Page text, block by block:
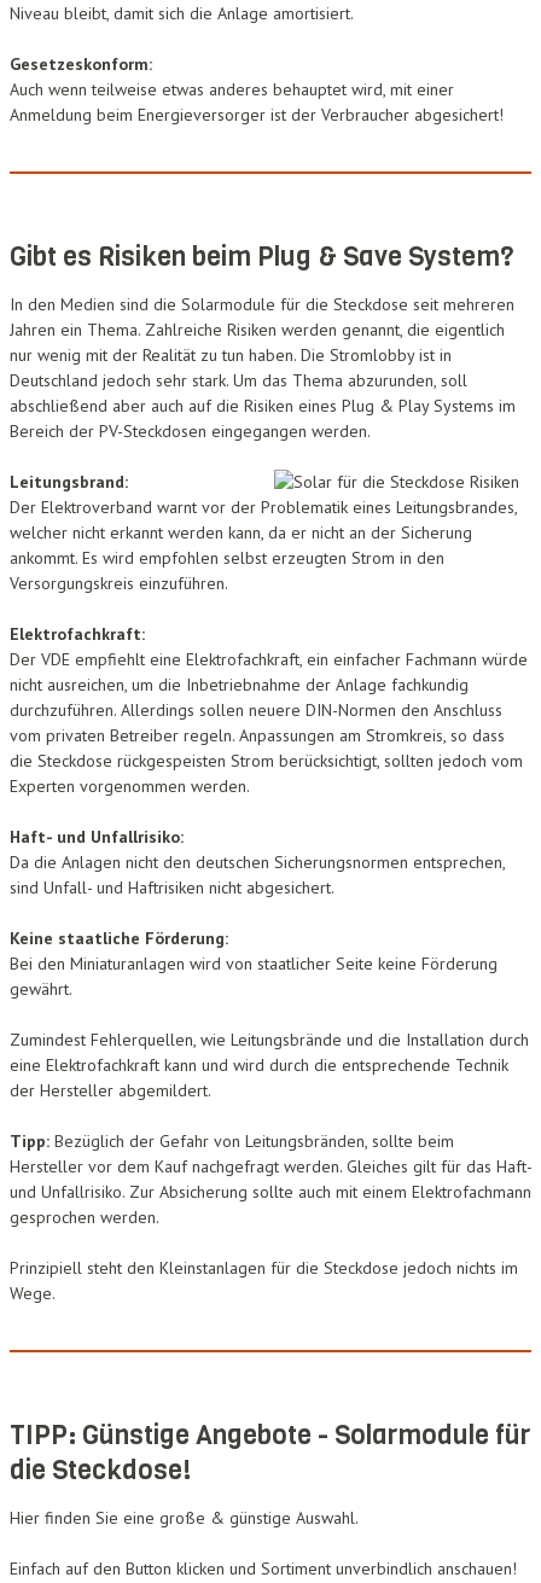
Niveau bleibt, damit sich die Anlage amortisiert.
Gesetzeskonform:
Auch wenn teilweise etwas anderes behauptet wird, mit einer
Anmeldung beim Energieversorger ist der Verbraucher abgesichert!
Gibt es Risiken beim Plug & Save System?
In den Medien sind die Solarmodule für die Steckdose seit mehreren
Jahren ein Thema. Zahlreiche Risiken werden genannt, die eigentlich
nur wenig mit der Realität zu tun haben. Die Stromlobby ist in
Deutschland jedoch sehr stark. Um das Thema abzurunden, soll
abschließend aber auch auf die Risiken eines Plug & Play Systems im
Bereich der PV-Steckdosen eingegangen werden.
Leitungsbrand:
Der Elektroverband warnt vor der Problematik eines Leitungsbrandes,
welcher nicht erkannt werden kann, da er nicht an der Sicherung
ankommt. Es wird empfohlen selbst erzeugten Strom in den
Versorgungskreis einzuführen.
Elektrofachkraft:
Der VDE empfiehlt eine Elektrofachkraft, ein einfacher Fachmann würde
nicht ausreichen, um die Inbetriebnahme der Anlage fachkundig
durchzuführen. Allerdings sollen neuere DIN-Normen den Anschluss
vom privaten Betreiber regeln. Anpassungen am Stromkreis, so dass
die Steckdose rückgespeisten Strom berücksichtigt, sollten jedoch vom
Experten vorgenommen werden.
Haft- und Unfallrisiko:
Da die Anlagen nicht den deutschen Sicherungsnormen entsprechen,
sind Unfall- und Haftrisiken nicht abgesichert.
Keine staatliche Förderung:
Bei den Miniaturanlagen wird von staatlicher Seite keine Förderung
gewährt.
Zumindest Fehlerquellen, wie Leitungsbrände und die Installation durch
eine Elektrofachkraft kann und wird durch die entsprechende Technik
der Hersteller abgemildert.
Tipp: Bezüglich der Gefahr von Leitungsbränden, sollte beim
Hersteller vor dem Kauf nachgefragt werden. Gleiches gilt für das Haft-
und Unfallrisiko. Zur Absicherung sollte auch mit einem Elektrofachmann
gesprochen werden.
Prinzipiell steht den Kleinstanlagen für die Steckdose jedoch nichts im
Wege.
TIPP: Günstige Angebote - Solarmodule für
die Steckdose!
Hier finden Sie eine große & günstige Auswahl.
Einfach auf den Button klicken und Sortiment unverbindlich anschauen!